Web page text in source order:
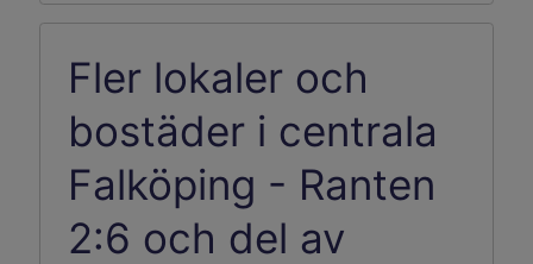
Fler lokaler och
bostäder i centrala
Falköping - Ranten
2:6 och del av